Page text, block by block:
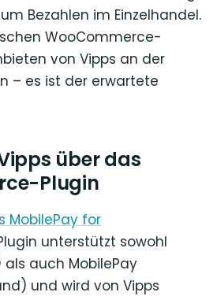
Bezahlen im Einzelhandel.
WooCommerce-
von Vipps an der
– es ist der erwartete
über das
Plugin
MobilePay for
unterstützt sowohl
auch MobilePay
und wird von Vipps